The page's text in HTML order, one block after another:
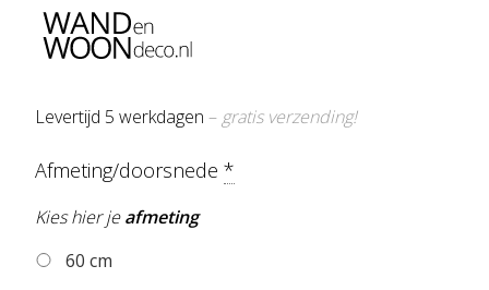
Levertijd 5 werkdagen – gratis verzending!
Afmeting/doorsnede *
Kies hier jeafmeting
60 cm